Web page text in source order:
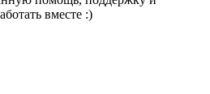
вместе :)